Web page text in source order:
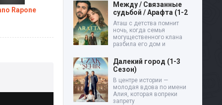
Rapone
Между / Связанные
судьбой / Арафта (1-2
Аташ с детства помнит
ночь, когда семья
могущественного клана
разбила его дом и
Далекий город (1-3
Сезон)
В центре истории —
молодая вдова по имени
Алия, которая вопреки
запрету